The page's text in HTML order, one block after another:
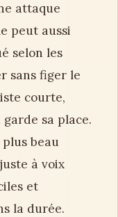
attaque
peut aussi
selon les
sans figer le
courte,
sa place.
plus beau
à voix
et
la durée.